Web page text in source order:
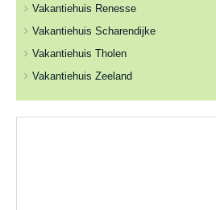
Vakantiehuis Renesse
Vakantiehuis Scharendijke
Vakantiehuis Tholen
Vakantiehuis Zeeland